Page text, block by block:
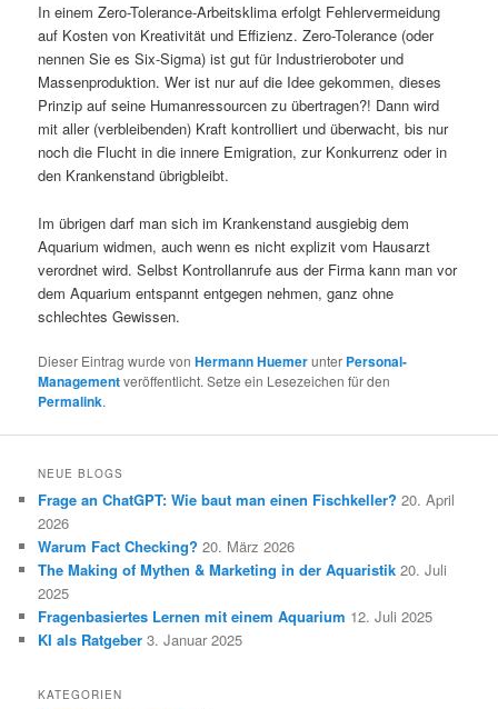
In einem Zero-Tolerance-Arbeitsklima erfolgt Fehlervermeidung
auf Kosten von Kreativität und Effizienz. Zero-Tolerance (oder
nennen Sie es Six-Sigma) ist gut für Industrieroboter und
Massenproduktion. Wer ist nur auf die Idee gekommen, dieses
Prinzip auf seine Humanressourcen zu übertragen?! Dann wird
mit aller (verbleibenden) Kraft kontrolliert und überwacht, bis nur
noch die Flucht in die innere Emigration, zur Konkurrenz oder in
den Krankenstand übrigbleibt.
Im übrigen darf man sich im Krankenstand ausgiebig dem
Aquarium widmen, auch wenn es nicht explizit vom Hausarzt
verordnet wird. Selbst Kontrollanrufe aus der Firma kann man vor
dem Aquarium entspannt entgegen nehmen, ganz ohne
schlechtes Gewissen.
Dieser Eintrag wurde vonHermann Huemerunter Personal-
Managementveröffentlicht. Setze ein Lesezeichen für den
Permalink.
NEUE BLOGS
Frage an ChatGPT: Wie baut man einen Fischkeller? 20. April
2026
Warum Fact Checking? 20. März 2026
The Making of Mythen & Marketing in der Aquaristik 20. Juli
2025
Fragenbasiertes Lernen mit einem Aquarium 12. Juli 2025
KI als Ratgeber 3. Januar 2025
KATEGORIEN